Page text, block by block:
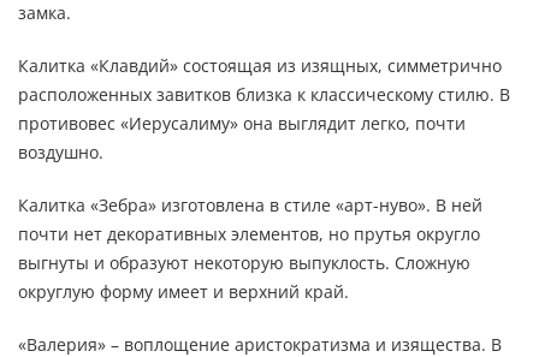
замка.
Калитка «Клавдий» состоящая из изящных, симметрично
расположенных завитков близка к классическому стилю. В
противовес «Иерусалиму» она выглядит легко, почти
воздушно.
Калитка «Зебра» изготовлена в стиле «арт-нуво». В ней
почти нет декоративных элементов, но прутья округло
выгнуты и образуют некоторую выпуклость. Сложную
округлую форму имеет и верхний край.
«Валерия» – воплощение аристократизма и изящества. В